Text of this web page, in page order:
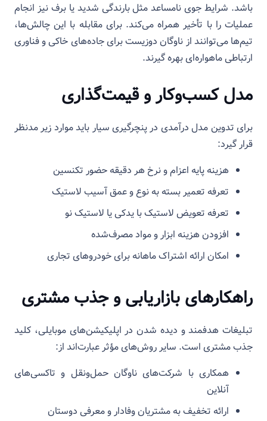
باشد. شرایط جوی نامساعد مثل بارندگی شدید یا برف نیز انجام
عملیات را با تأخیر همراه می‌کند. برای مقابله با این چالش‌ها،
تیم‌ها می‌توانند از ناوگان دوزیست برای جاده‌های خاکی و فناوری
ارتباطی ماهواره‌ای بهره گیرند.
مدل کسب‌وکار و قیمت‌گذاری
برای تدوین مدل درآمدی در پنچرگیری سیار باید موارد زیر مدنظر
قرار گیرد:
هزینه پایه اعزام و نرخ هر دقیقه حضور تکنسین
تعرفه تعمیر بسته به نوع و عمق آسیب لاستیک
تعرفه تعویض لاستیک با یدکی یا لاستیک نو
افزودن هزینه‌ ابزار و مواد مصرف‌شده
امکان ارائه اشتراک ماهانه برای خودروهای تجاری
راهکارهای بازاریابی و جذب مشتری
تبلیغات هدفمند و دیده شدن در اپلیکیشن‌های موبایلی، کلید
جذب مشتری است. سایر روش‌های مؤثر عبارت‌اند از:
همکاری با شرکت‌های ناوگان حمل‌ونقل و تاکسی‌های
آنلاین
ارائه تخفیف به مشتریان وفادار و معرفی دوستان